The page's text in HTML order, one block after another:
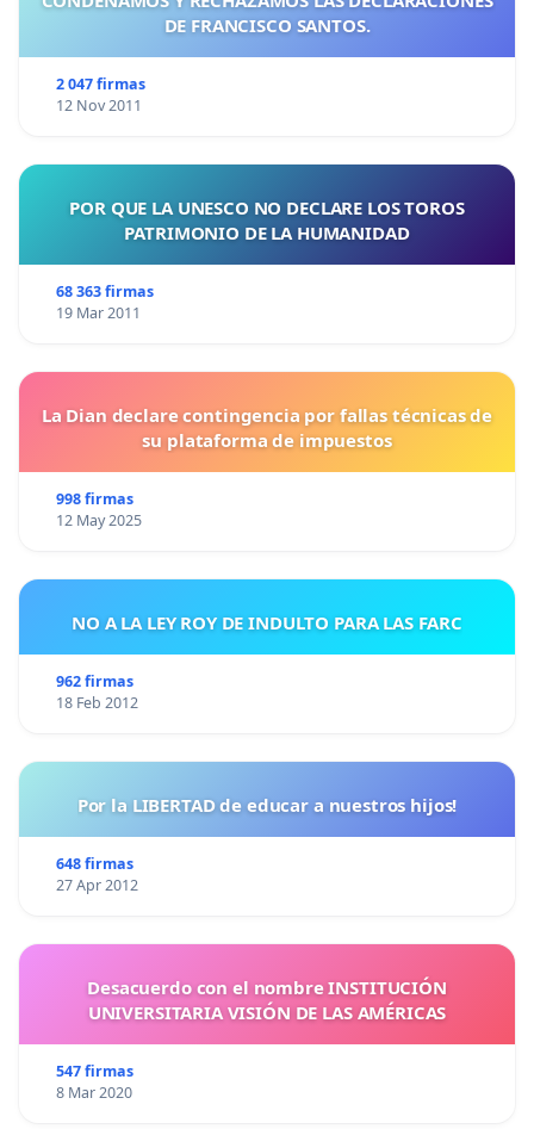
DE FRANCISCO SANTOS.
2 047 firmas
12 Nov 2011
POR QUE LA UNESCO NO DECLARE LOS TOROS
PATRIMONIO DE LA HUMANIDAD
68 363 firmas
19 Mar 2011
La Dian declare contingencia por fallas técnicas de
su plataforma de impuestos
998 firmas
12 May 2025
NO A LA LEY ROY DE INDULTO PARA LAS FARC
962 firmas
18 Feb 2012
Por la LIBERTAD de educar a nuestros hijos!
648 firmas
27 Apr 2012
Desacuerdo con el nombre INSTITUCIÓN
UNIVERSITARIA VISIÓN DE LAS AMÉRICAS
547 firmas
8 Mar 2020